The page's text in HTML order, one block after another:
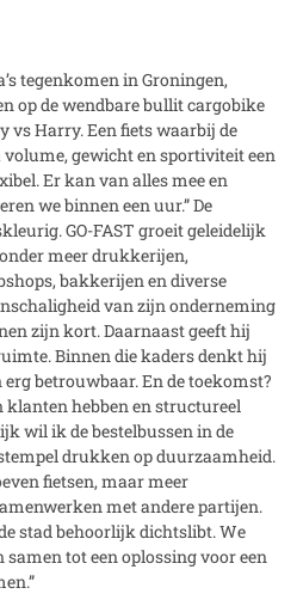
tegenkomen in Groningen,
op de wendbare bullit cargobike
Harry. Een fiets waarbij de
gewicht en sportiviteit een
Er kan van alles mee en
we binnen een uur.” De
GO-FAST groeit geleidelijk
meer drukkerijen,
bakkerijen en diverse
van zijn onderneming
zijn kort. Daarnaast geeft hij
Binnen die kaders denkt hij
erg betrouwbaar. En de toekomst?
klanten hebben en structureel
wil ik de bestelbussen in de
drukken op duurzaamheid.
fietsen, maar meer
met andere partijen.
stad behoorlijk dichtslibt. We
tot een oplossing voor een